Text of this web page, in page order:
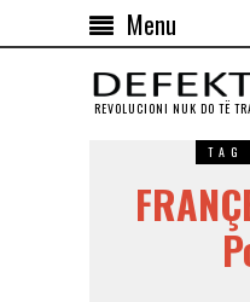
Menu
REVOLUCIONI NUK DO TЁ
TAG